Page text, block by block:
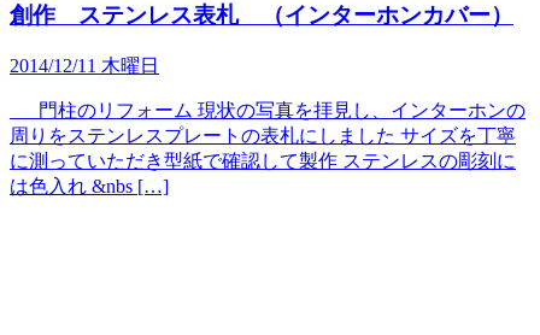
創作 ステンレス表札 （インターホンカバー）
2014/12/11 木曜日
門柱のリフォーム 現状の写真を拝見し、インターホンの
周りをステンレスプレートの表札にしました サイズを丁寧
に測っていただき型紙で確認して製作 ステンレスの彫刻に
は色入れ &nbs […]